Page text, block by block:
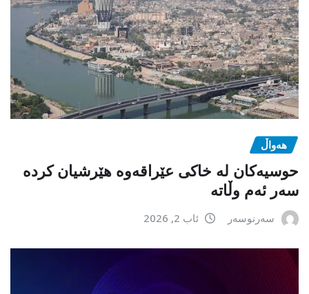
هەواڵ
حوسیەکان لە خاکی عێراقەوە هێرشیان کردە
سەر ئەم وڵاتە
سەرنوسەر ئاب 2, 2026